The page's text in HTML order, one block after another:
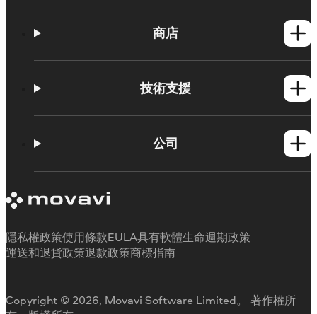
商店
Mac產品
技術支援
學習平台
取消訂閱
退款
公司
客戶評價
為何要選擇我們
工作用
Copyright © 2026, Movavi Software Limited。 著作權所
隱私權政策使用條款EULA具有軟體生命週期政策
運送和退貨政策退款政策商標指南